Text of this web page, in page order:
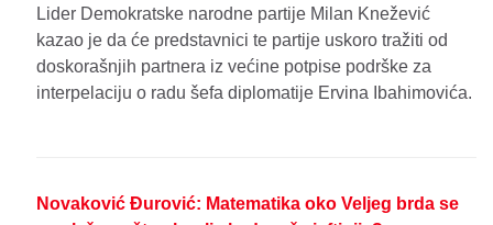
Lider Demokratske narodne partije Milan Knežević
kazao je da će predstavnici te partije uskoro tražiti od
doskorašnjih partnera iz većine potpise podrške za
interpelaciju o radu šefa diplomatije Ervina Ibahimovića.
Novaković Đurović: Matematika oko Veljeg brda se